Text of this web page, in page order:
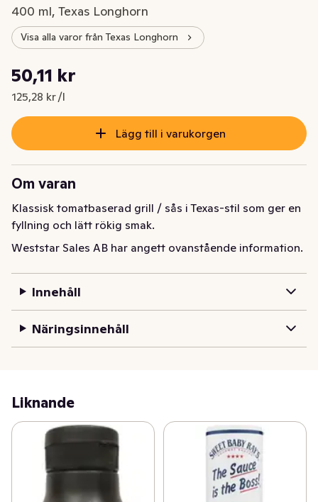
400 ml, Texas Longhorn
Visa alla varor från Texas Longhorn
Nuvarande pris är: 50,11 kr
50,11 kr
125,28 kr /l
Styckpris: 125,28 kr /l
Lägg till i varukorgen
Om varan
Klassisk tomatbaserad grill / sås i Texas-stil som ger en
fyllning och lätt rökig smak.
Weststar Sales AB har angett ovanstående information.
Innehåll
Näringsinnehåll
Liknande